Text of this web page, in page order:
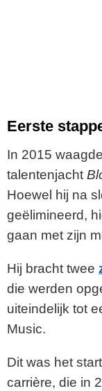
Eerste
In 2015
talentenjacht
Hoewel hij na
geëlimineerd,
gaan met zijn
Hij bracht twee
die werden
uiteindelijk tot
Music.
Dit was het
carrière, die in